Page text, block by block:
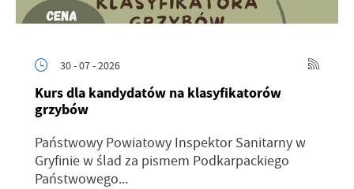
30 - 07 - 2026
Kurs dla kandydatów na klasyfikatorów
grzybów
Państwowy Powiatowy Inspektor Sanitarny w
Gryfinie w ślad za pismem Podkarpackiego
Państwowego...